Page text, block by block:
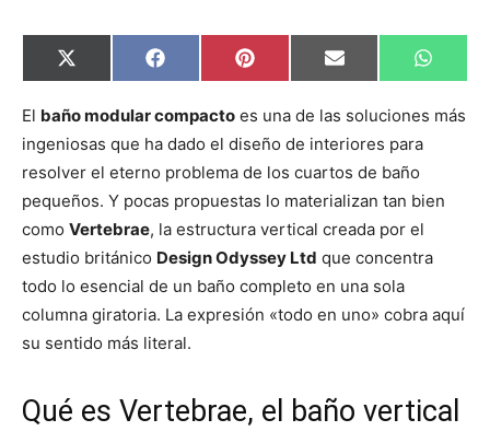
C
o
p
r
i
r
e
n
X
(
w
t
t
e
r
)
C
o
p
r
i
r
e
n
F
a
e
o
o
k
C
o
p
r
i
r
e
n
P
i
t
r
e
s
t
C
o
p
r
i
r
e
n
E
m
i
C
o
p
r
e
W
h
t
El baño modular compacto es una de las soluciones más
ingeniosas que ha dado el diseño de interiores para
resolver el eterno problema de los cuartos de baño
pequeños. Y pocas propuestas lo materializan tan bien
como Vertebrae, la estructura vertical creada por el
estudio británico Design Odyssey Ltd que concentra
todo lo esencial de un baño completo en una sola
columna giratoria. La expresión «todo en uno» cobra aquí
su sentido más literal.
Qué es Vertebrae, el baño vertical